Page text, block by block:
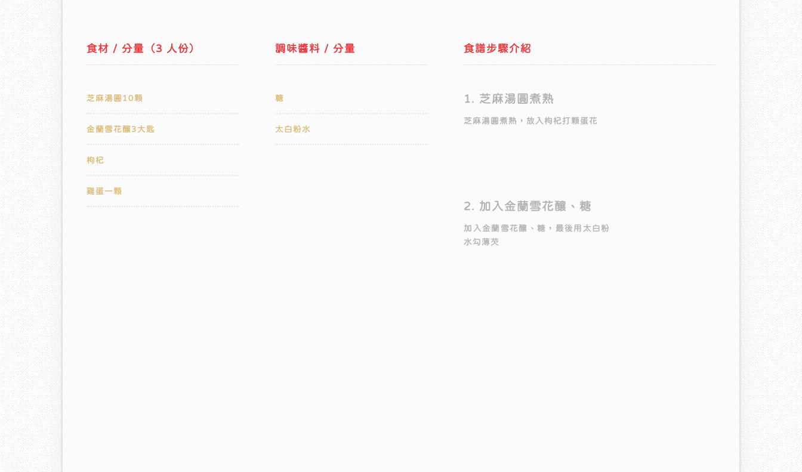
食材 / 分量（3 人份）
芝麻湯圓10顆
金蘭雪花釀3大匙
枸杞
雞蛋一顆
調味醬料 / 分量
糖
太白粉水
食譜步驟介紹
1. 芝麻湯圓煮熟
芝麻湯圓煮熟，放入枸杞打顆蛋花
2. 加入金蘭雪花釀、糖
加入金蘭雪花釀、糖，最後用太白粉
水勾薄芡